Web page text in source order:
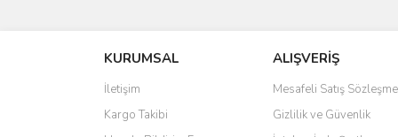
Ürün resmi kalitesiz, bozuk veya görüntülenemiyor.
Ürün açıklamasında eksik bilgiler bulunuyor.
Ürün bilgilerinde hatalar bulunuyor.
Ürün fiyatı diğer sitelerden daha pahalı.
KURUMSAL
İletişim
Kargo Takibi
ALIŞVERİŞ
Mesafeli Satış
Gizlilik ve Güvenlik